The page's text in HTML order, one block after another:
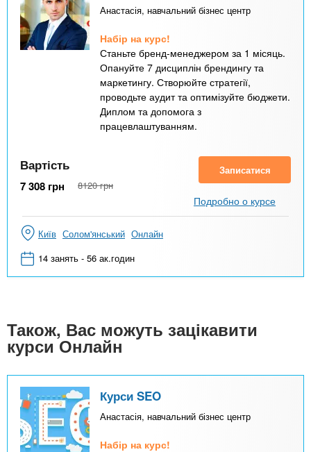
Анастасія, навчальний бізнес центр
Набір на курс!
Станьте бренд-менеджером за 1 місяць.
Опануйте 7 дисциплін брендингу та
маркетингу. Створюйте стратегії,
проводьте аудит та оптимізуйте бюджети.
Диплом та допомога з
працевлаштуванням.
Вартість
7 308 грн 8120 грн
Записатися
Подробно о курсе
Київ Солом'янський Онлайн
14 занять - 56 ак.годин
Також, Вас можуть зацікавити
курси Онлайн
Курси SEO
Анастасія, навчальний бізнес центр
Набір на курс!